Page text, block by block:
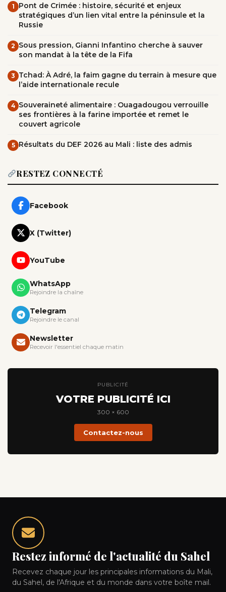
1
Pont de Crimée : histoire, sécurité et enjeux
stratégiques d’un lien vital entre la péninsule et la
Russie
2 Sous pression, Gianni Infantino cherche à sauver
son mandat à la tête de la Fifa
3 Tchad: À Adré, la faim gagne du terrain à mesure que
l’aide internationale recule
4 Souveraineté alimentaire : Ouagadougou verrouille
ses frontières à la farine importée et remet le
couvert agricole
5 Résultats du DEF 2026 au Mali : liste des admis
RESTEZ CONNECTÉ
Facebook
X (Twitter)
YouTube
WhatsApp
Rejoindre la chaîne
Telegram
Rejoindre le canal
Newsletter
Recevoir l'essentiel chaque matin
PUBLICITÉ
VOTRE PUBLICITÉ ICI
300 × 600
Contactez-nous
Restez informé de l'actualité du Sahel
Recevez chaque jour les principales informations du Mali,
du Sahel, de l'Afrique et du monde dans votre boîte mail.